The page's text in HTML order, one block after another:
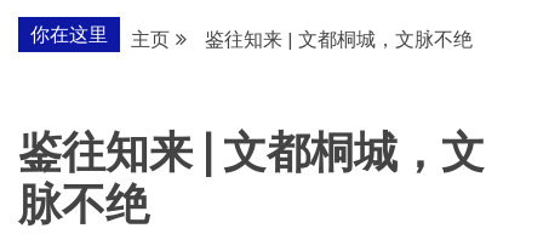
你在这里 主页 鉴往知来 | 文都桐城，文脉不绝
鉴往知来 | 文都桐城，文
脉不绝